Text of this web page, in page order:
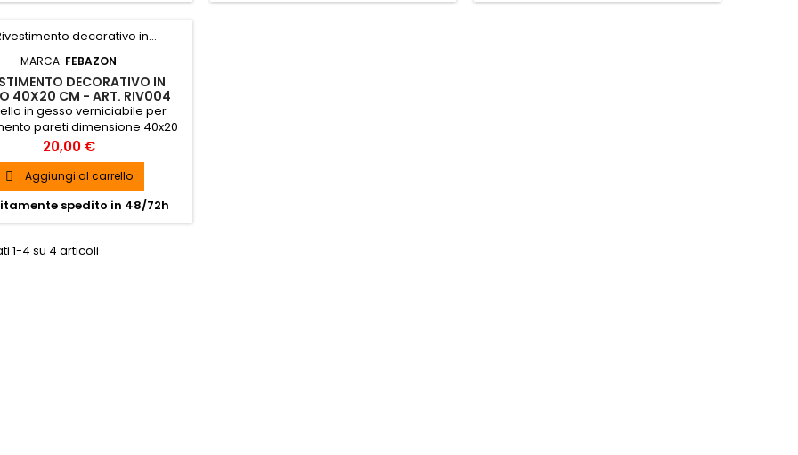
MARCA: FEBAZON
DECORATIVO IN
40X20 CM - ART. RIV004
in gesso verniciabile per
pareti dimensione 40x20
cm SPEDIZIONE GRATUITA
Prezzo
20,00 €
 Aggiungi al carrello
spedito in 48/72h
1-4 su 4 articoli